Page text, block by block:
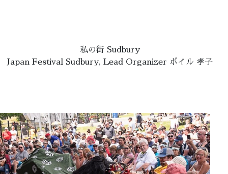
私の街 Sudbury
Japan Festival Sudbury, Lead Organizer ボイル 孝子